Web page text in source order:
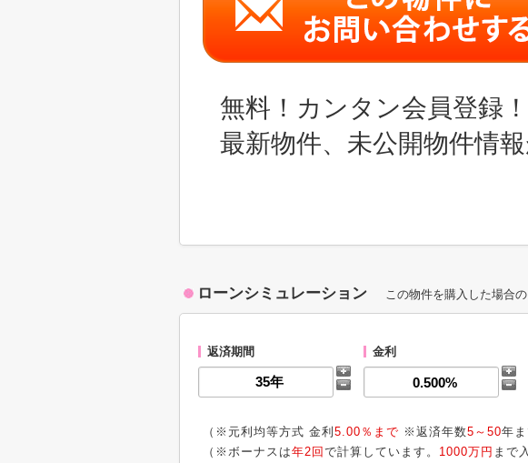
無料！カンタン会員登録
最新物件、未公開物件情
ローンシミュレーション この物件を購入した場合
返済期間 金利
（※元利均等方式 金利 5.00％まで ※返済年数5～50年
（※ボーナスは年2回 で計算しています。 1000万円 まで